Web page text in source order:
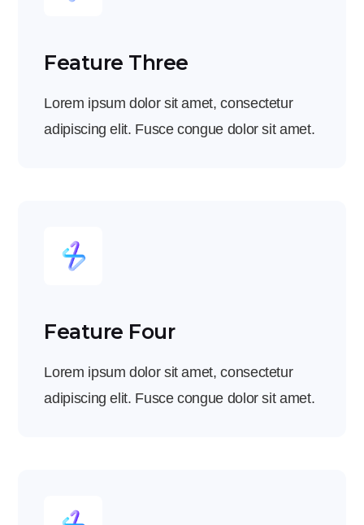
Feature Three
Lorem ipsum dolor sit amet, consectetur
adipiscing elit. Fusce congue dolor sit amet.
Feature Four
Lorem ipsum dolor sit amet, consectetur
adipiscing elit. Fusce congue dolor sit amet.